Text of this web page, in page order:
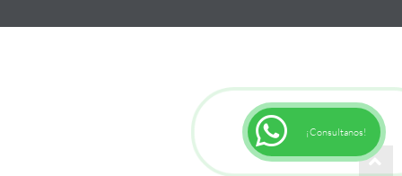
¡Consultanos!